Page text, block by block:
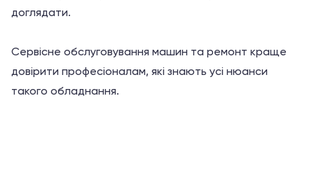
доглядати.
Сервісне обслуговування машин та ремонт краще
довірити професіоналам, які знають усі нюанси
такого обладнання.